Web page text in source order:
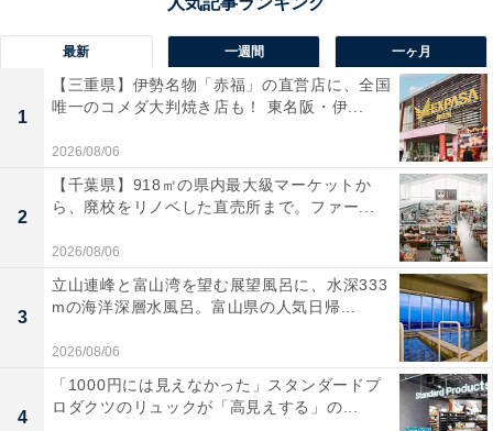
最新 一週間 一ヶ月
1
【三重県】伊勢名物「赤福」の直営店に、全国
唯一のコメダ大判焼き店も！ 東名阪・伊...
2026/08/06
2
【千葉県】918㎡の県内最大級マーケットか
ら、廃校をリノベした直売所まで。ファー...
2026/08/06
3
立山連峰と富山湾を望む展望風呂に、水深333
mの海洋深層水風呂。富山県の人気日帰...
2026/08/06
4
「1000円には見えなかった」スタンダードプ
ロダクツのリュックが「高見えする」の...